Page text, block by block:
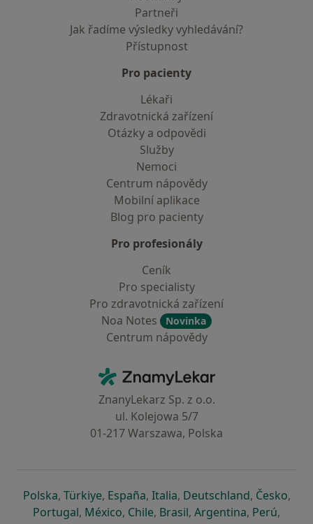
Partneři
Jak řadíme výsledky vyhledávání?
Přístupnost
Pro pacienty
Lékaři
Zdravotnická zařízení
Otázky a odpovědi
Služby
Nemoci
Centrum nápovědy
Mobilní aplikace
Blog pro pacienty
Pro profesionály
Ceník
Pro specialisty
Pro zdravotnická zařízení
Noa Notes
Novinka
Centrum nápovědy
ZnamyLekar - Hlavní stránka
ZnanyLekarz Sp. z o.o.
ul. Kolejowa 5/7
01-217 Warszawa, Polska
Polskase otevře v nové záložce
, Türkiyese otevře v nové záložce
, Españase otevře v nové záložce
, Italiase otevře v nové záložce
, Deutschlandse otevře v
, Českose
,
Portugalse otevře v nové záložce
, Méxicose otevře v nové záložce
, Chilese otevře v nové záložce
, Brasilse otevře v nové
, Argentinase otevře v
, Perúse
,